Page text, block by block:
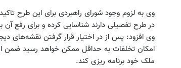
وی به لزوم وجود شورای راهبردی برای این طرح
در طرح تفصیلی دارند شناسایی کرده و برای رفع آن
وی افزود: پس از در اختیار قرار گرفتن نقشه‌های
امکان تخلفات به حداقل ممکن خواهد رسید
ملک خود برنامه ریزی کند.